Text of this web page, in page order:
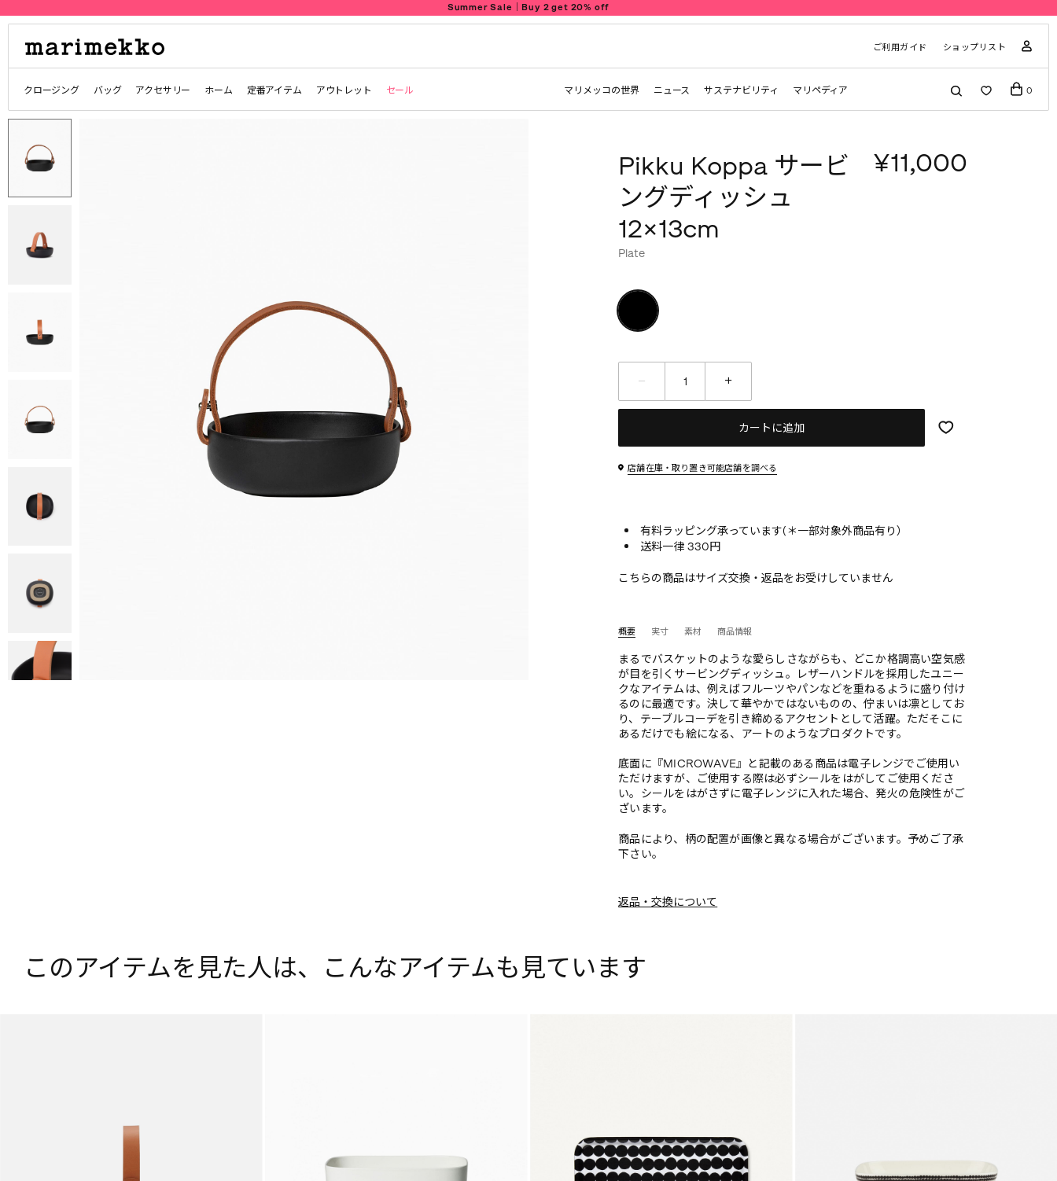
Summer Sale｜Buy 2 get 20% off
ご利用ガイド ショップリスト
クロージング バッグ アクセサリー ホーム 定番アイテム アウトレット セール マリメッコの世界 ニュース サステナビリティ マリペディア 0
Pikku Koppa サービ
ングディッシュ
12×13cm
¥11,000
Plate
カートに追加
店舗在庫・取り置き可能店舗を調べる
有料ラッピング承っています(＊一部対象外商品有り）
送料一律 330円
こちらの商品はサイズ交換・返品をお受けしていません
概要
まるでバスケットのような愛らしさながらも、どこか格調高い空気感
が目を引くサービングディッシュ。レザーハンドルを採用したユニー
クなアイテムは、例えばフルーツやパンなどを重ねるように盛り付け
るのに最適です。決して華やかではないものの、佇まいは凛としてお
り、テーブルコーデを引き締めるアクセントとして活躍。ただそこに
あるだけでも絵になる、アートのようなプロダクトです。
底面に『MICROWAVE』と記載のある商品は電子レンジでご使用い
ただけますが、ご使用する際は必ずシールをはがしてご使用くださ
い。シールをはがさずに電子レンジに入れた場合、発火の危険性がご
ざいます。
商品により、柄の配置が画像と異なる場合がございます。予めご了承
下さい。
実寸 素材 商品情報
返品・交換について
このアイテムを見た人は、 こんなアイテムも見ています